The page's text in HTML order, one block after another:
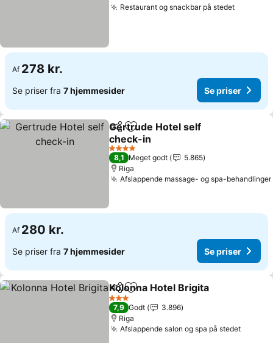
Restaurant og snackbar på stedetSe
Af 278 kr.
Se priser fra 7 hjemmesider Se priser
Del Føj til favoritter
Gertrude Hotel self
check-in
Se priser
4 Stjerner
8,1 Meget godt
5.865
Riga
Afslappende massage- og spa-behandlinger
Af 280 kr.
Se priser fra 7 hjemmesider Se priser
Del Føj til favoritter
Kolonna Hotel Brigita
3 Stjerner
7,9 Godt
3.896
Riga
Afslappende salon og spa på stedetSe